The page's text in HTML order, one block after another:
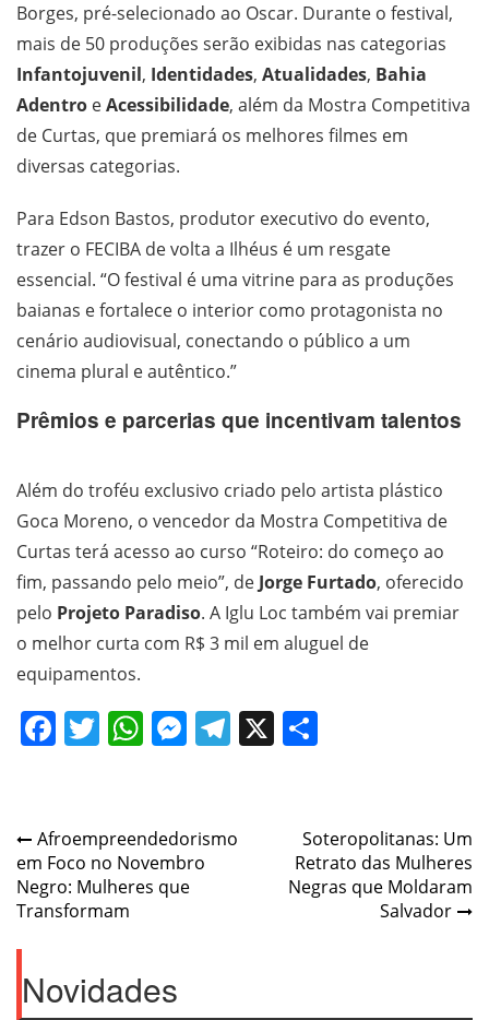
Borges, pré-selecionado ao Oscar. Durante o festival,
mais de 50 produções serão exibidas nas categorias
Infantojuvenil, Identidades, Atualidades, Bahia
Adentro eAcessibilidade, além da Mostra Competitiva
de Curtas, que premiará os melhores filmes em
diversas categorias.
Para Edson Bastos, produtor executivo do evento,
trazer o FECIBA de volta a Ilhéus é um resgate
essencial. “O festival é uma vitrine para as produções
baianas e fortalece o interior como protagonista no
cenário audiovisual, conectando o público a um
cinema plural e autêntico.”
Prêmios e parcerias que incentivam talentos
Além do troféu exclusivo criado pelo artista plástico
Goca Moreno, o vencedor da Mostra Competitiva de
Curtas terá acesso ao curso “Roteiro: do começo ao
fim, passando pelo meio”, de Jorge Furtado, oferecido
pelo Projeto Paradiso. A Iglu Loc também vai premiar
o melhor curta com R$ 3 mil em aluguel de
equipamentos.
Facebook
Twitter
WhatsApp
Messenger
Telegram
X
Post
navigation
Afroempreendedorismo
em Foco no Novembro
Negro: Mulheres que
Transformam
Soteropolitanas: Um
Retrato das Mulheres
Negras que Moldaram
Salvador
Novidades